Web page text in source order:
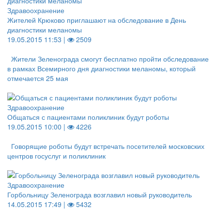
Здравоохранение
Жителей Крюково приглашают на обследование в День
диагностики меланомы
19.05.2015 11:53 |
2509
Жители Зеленограда смогут бесплатно пройти обследование
в рамках Всемирного дня диагностики меланомы, который
отмечается 25 мая
Здравоохранение
Общаться с пациентами поликлиник будут роботы
19.05.2015 10:00 |
4226
Говорящие роботы будут встречать посетителей московских
центров госуслуг и поликлиник
Здравоохранение
Горбольницу Зеленограда возглавил новый руководитель
14.05.2015 17:49 |
5432